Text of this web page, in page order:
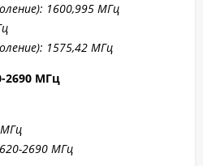
1600,995 МГц
1575,42 МГц
2690 МГц
620-2690 МГц